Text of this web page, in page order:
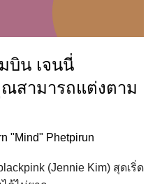
บิน เจนนี่
ณสามารถแต่งตาม
"Mind" Phetpirun
(Jennie Kim) สุดเริ่ด